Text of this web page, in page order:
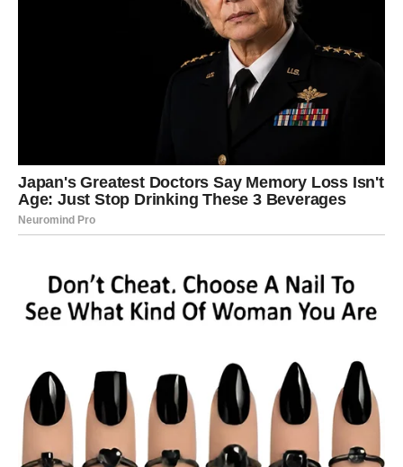
Mnogi pripadnici ovog znaka dobiće priliku koju nisu
očekivali. To može biti novi posao, povećanje prihoda ili
pomoć koja dolazi baš onda kada vam je najpotrebnija.
Ono što je najvažnije jeste da više nećete imati osećaj da
Novac vam neće doneti samo materijalnu sigurnost, već i
osećaj unutrašnjeg mira. Posle mnogo neprospavanih
noći, konačno dolazi vreme kada ćete moći da odahnete.
Suze radosnice obeležiće naredni
period
srećan kao nekada. Upravo takav osećaj pratilo je mnoge
Bikove tokom prethodnih godina. Međutim, sada dolaze
događaji koji će vam dokazati da sreća nikada nije zauvek
izgubljena.